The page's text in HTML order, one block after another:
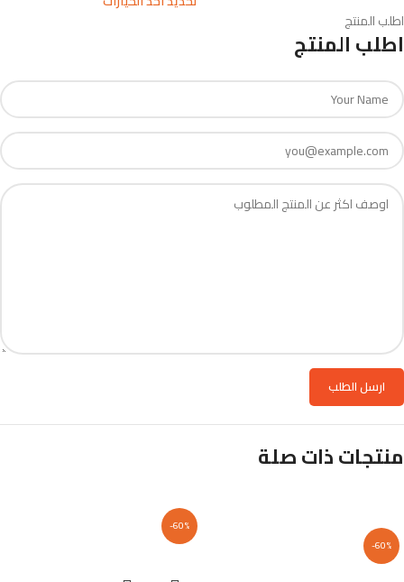
اطلب المنتج
اطلب المنتج
منتجات ذات صلة
-60%
-60%